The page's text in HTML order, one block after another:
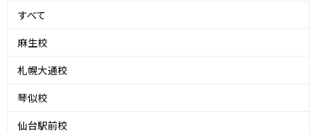
すべて
麻生校
札幌大通校
琴似校
仙台駅前校